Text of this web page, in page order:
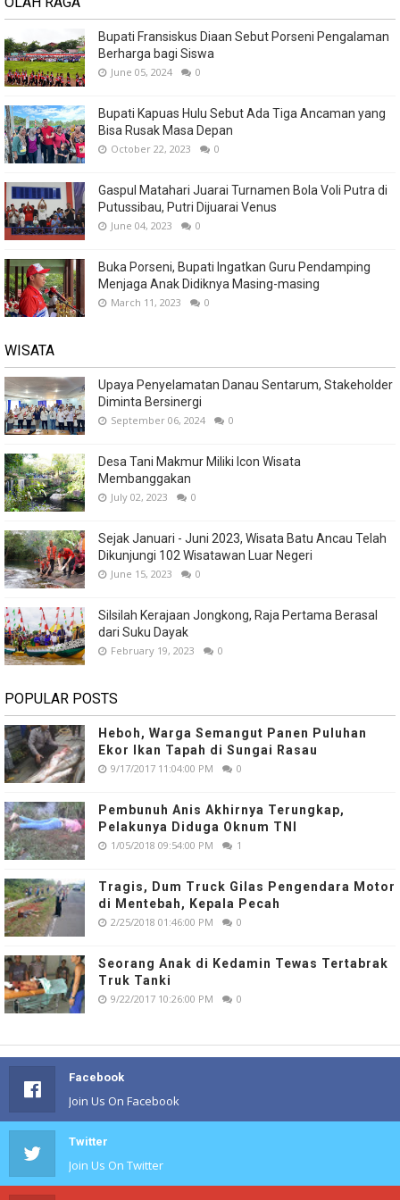
Bupati Fransiskus Diaan Sebut Porseni Pengalaman
Berharga bagi Siswa
June 05, 2024 0
Bupati Kapuas Hulu Sebut Ada Tiga Ancaman yang
Bisa Rusak Masa Depan
October 22, 2023 0
Gaspul Matahari Juarai Turnamen Bola Voli Putra di
Putussibau, Putri Dijuarai Venus
June 04, 2023 0
Buka Porseni, Bupati Ingatkan Guru Pendamping
Menjaga Anak Didiknya Masing-masing
March 11, 2023 0
WISATA
Upaya Penyelamatan Danau Sentarum, Stakeholder
Diminta Bersinergi
September 06, 2024 0
Desa Tani Makmur Miliki Icon Wisata
Membanggakan
July 02, 2023 0
Sejak Januari - Juni 2023, Wisata Batu Ancau Telah
Dikunjungi 102 Wisatawan Luar Negeri
June 15, 2023 0
Silsilah Kerajaan Jongkong, Raja Pertama Berasal
dari Suku Dayak
February 19, 2023 0
POPULAR POSTS
Heboh, Warga Semangut Panen Puluhan
Ekor Ikan Tapah di Sungai Rasau
9/17/2017 11:04:00 PM 0
Pembunuh Anis Akhirnya Terungkap,
Pelakunya Diduga Oknum TNI
1/05/2018 09:54:00 PM 1
Tragis, Dum Truck Gilas Pengendara Motor
di Mentebah, Kepala Pecah
2/25/2018 01:46:00 PM 0
Seorang Anak di Kedamin Tewas Tertabrak
Truk Tanki
9/22/2017 10:26:00 PM 0
Facebook
Join Us On Facebook
Twitter
Join Us On Twitter